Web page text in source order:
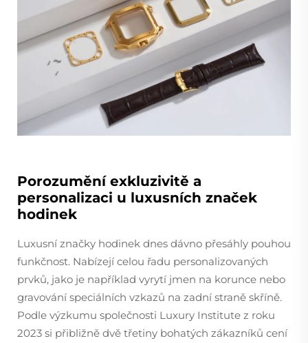
Porozumění exkluzivitě a
personalizaci u luxusních značek
hodinek
Luxusní značky hodinek dnes dávno přesáhly pouhou
funkčnost. Nabízejí celou řadu personalizovaných
prvků, jako je například vyrytí jmen na korunce nebo
gravování speciálních vzkazů na zadní straně skříně.
Podle výzkumu společnosti Luxury Institute z roku
2023 si přibližně dvě třetiny bohatých zákazníků cení